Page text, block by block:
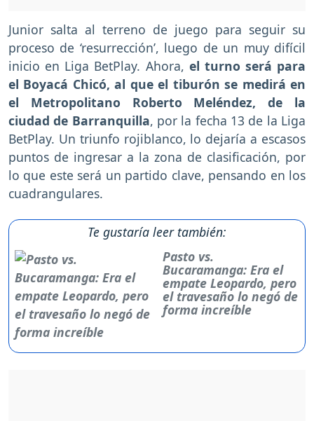
Junior salta al terreno de juego para seguir su
proceso de ‘resurrección’, luego de un muy difícil
inicio en Liga BetPlay. Ahora, el turno será para
el Boyacá Chicó, al que el tiburón se medirá en
el Metropolitano Roberto Meléndez, de la
ciudad de Barranquilla, por la fecha 13 de la Liga
BetPlay. Un triunfo rojiblanco, lo dejaría a escasos
puntos de ingresar a la zona de clasificación, por
lo que este será un partido clave, pensando en los
cuadrangulares.
Te gustaría leer también:
Pasto vs.
Bucaramanga: Era el
empate Leopardo, pero
el travesaño lo negó de
forma increíble